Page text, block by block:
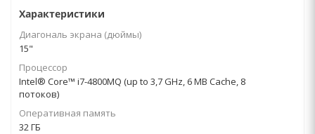
Характеристики
Диагональ экрана (дюймы)
15"
Процессор
Intel® Core™ i7-4800MQ (up to 3,7 GHz, 6 MB Cache, 8
потоков)
Оперативная память
32 ГБ